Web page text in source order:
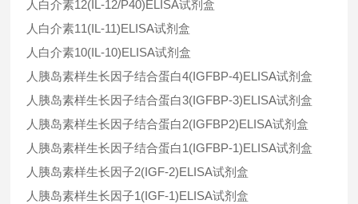
人白介素12(IL-12/P40)ELISA试剂盒
人白介素11(IL-11)ELISA试剂盒
人白介素10(IL-10)ELISA试剂盒
人胰岛素样生长因子结合蛋白4(IGFBP-4)ELISA试剂盒
人胰岛素样生长因子结合蛋白3(IGFBP-3)ELISA试剂盒
人胰岛素样生长因子结合蛋白2(IGFBP2)ELISA试剂盒
人胰岛素样生长因子结合蛋白1(IGFBP-1)ELISA试剂盒
人胰岛素样生长因子2(IGF-2)ELISA试剂盒
人胰岛素样生长因子1(IGF-1)ELISA试剂盒